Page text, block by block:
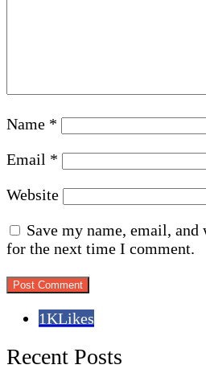
Name *
Email *
Website
Save my name, email,
for the next time I comment.
1KLikes
Recent Posts